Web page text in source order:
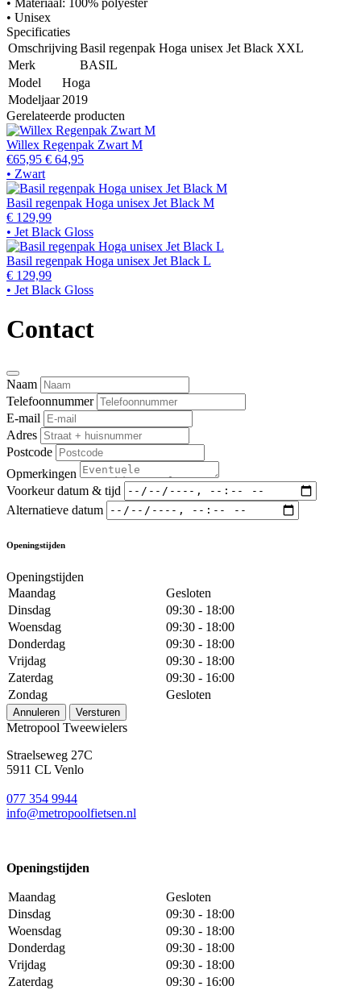
• Unisex
Specificaties
OmschrijvingBasil regenpak Hoga unisex Jet Black XXL
Merk
BASIL
Model
Hoga
Modeljaar 2019
Gerelateerde producten
Willex Regenpak Zwart M
€65,95 € 64,95
• Zwart
Basil regenpak Hoga unisex Jet Black M
€ 129,99
• Jet Black Gloss
Basil regenpak Hoga unisex Jet Black L
€ 129,99
• Jet Black Gloss
Contact
Naam
Telefoonnummer
E-mail
Adres
Postcode
Opmerkingen
Voorkeur datum & tijd
Alternatieve datum
Openingstijden
Openingstijden
Maandag
Gesloten
Dinsdag
09:30 - 18:00
Woensdag
09:30 - 18:00
Donderdag
09:30 - 18:00
Vrijdag
09:30 - 18:00
Zaterdag
09:30 - 16:00
Zondag
Gesloten
Annuleren Versturen
Metropool Tweewielers
Straelseweg 27C
5911 CL Venlo
077 354 9944
info@metropoolfietsen.nl
Openingstijden
Maandag
Gesloten
Dinsdag
09:30 - 18:00
Woensdag
09:30 - 18:00
Donderdag
09:30 - 18:00
Vrijdag
09:30 - 18:00
Zaterdag
09:30 - 16:00